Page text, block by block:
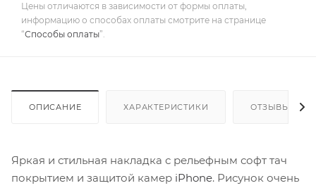
Цены отличаются в зависимости от формы оплаты,
информацию о способах оплаты смотрите на странице
“Способы оплаты”.
ОПИСАНИЕ ХАРАКТЕРИСТИКИ ОТЗЫВЫ
Яркая и стильная накладка с рельефным софт тач
покрытием и защитой камер iPhone. Рисунок очень